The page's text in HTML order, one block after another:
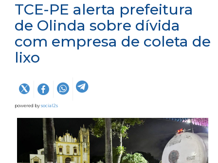
TCE-PE alerta prefeitura
de Olinda sobre dívida
com empresa de coleta de
lixo
powered bysocial2s